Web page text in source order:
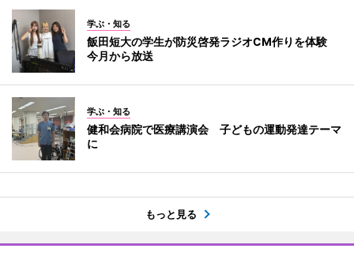
学ぶ・知る
飯田短大の学生が防災啓発ラジオCM作りを体験
今月から放送
学ぶ・知る
健和会病院で医療講演会 子どもの運動発達テーマ
に
もっと見る